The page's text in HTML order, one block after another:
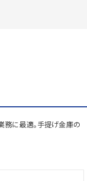
務に最適。手提げ金庫の